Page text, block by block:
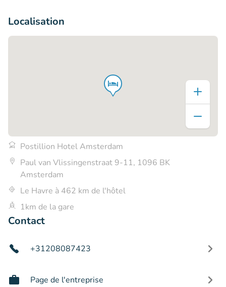
Localisation
Postillion Hotel Amsterdam
Paul van Vlissingenstraat 9-11, 1096 BK
Amsterdam
Le Havre à 462 km de l'hôtel
1km de la gare
Contact
+31208087423
Page de l'entreprise